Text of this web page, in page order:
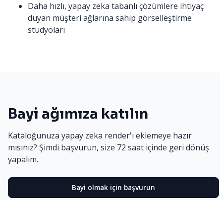
Daha hızlı, yapay zeka tabanlı çözümlere ihtiyaç
duyan müşteri ağlarına sahip görselleştirme
stüdyoları
Bayi ağımıza katılın
Kataloğunuza yapay zeka render'ı eklemeye hazır
mısınız? Şimdi başvurun, size 72 saat içinde geri dönüş
yapalım.
Bayi olmak için başvurun